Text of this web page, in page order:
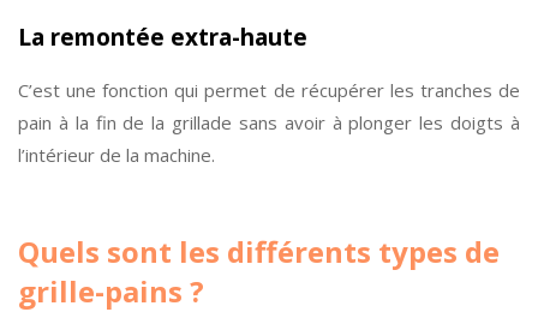
La remontée extra-haute
C’est une fonction qui permet de récupérer les tranches de
pain à la fin de la grillade sans avoir à plonger les doigts à
l’intérieur de la machine.
Quels sont les différents types de
grille-pains ?